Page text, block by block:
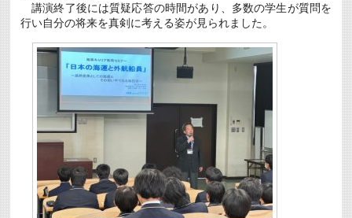
は
講演終了後には質疑応答の時間があり、多数の学生が質問を
行い自分の将来を真剣に考える姿が見られました。